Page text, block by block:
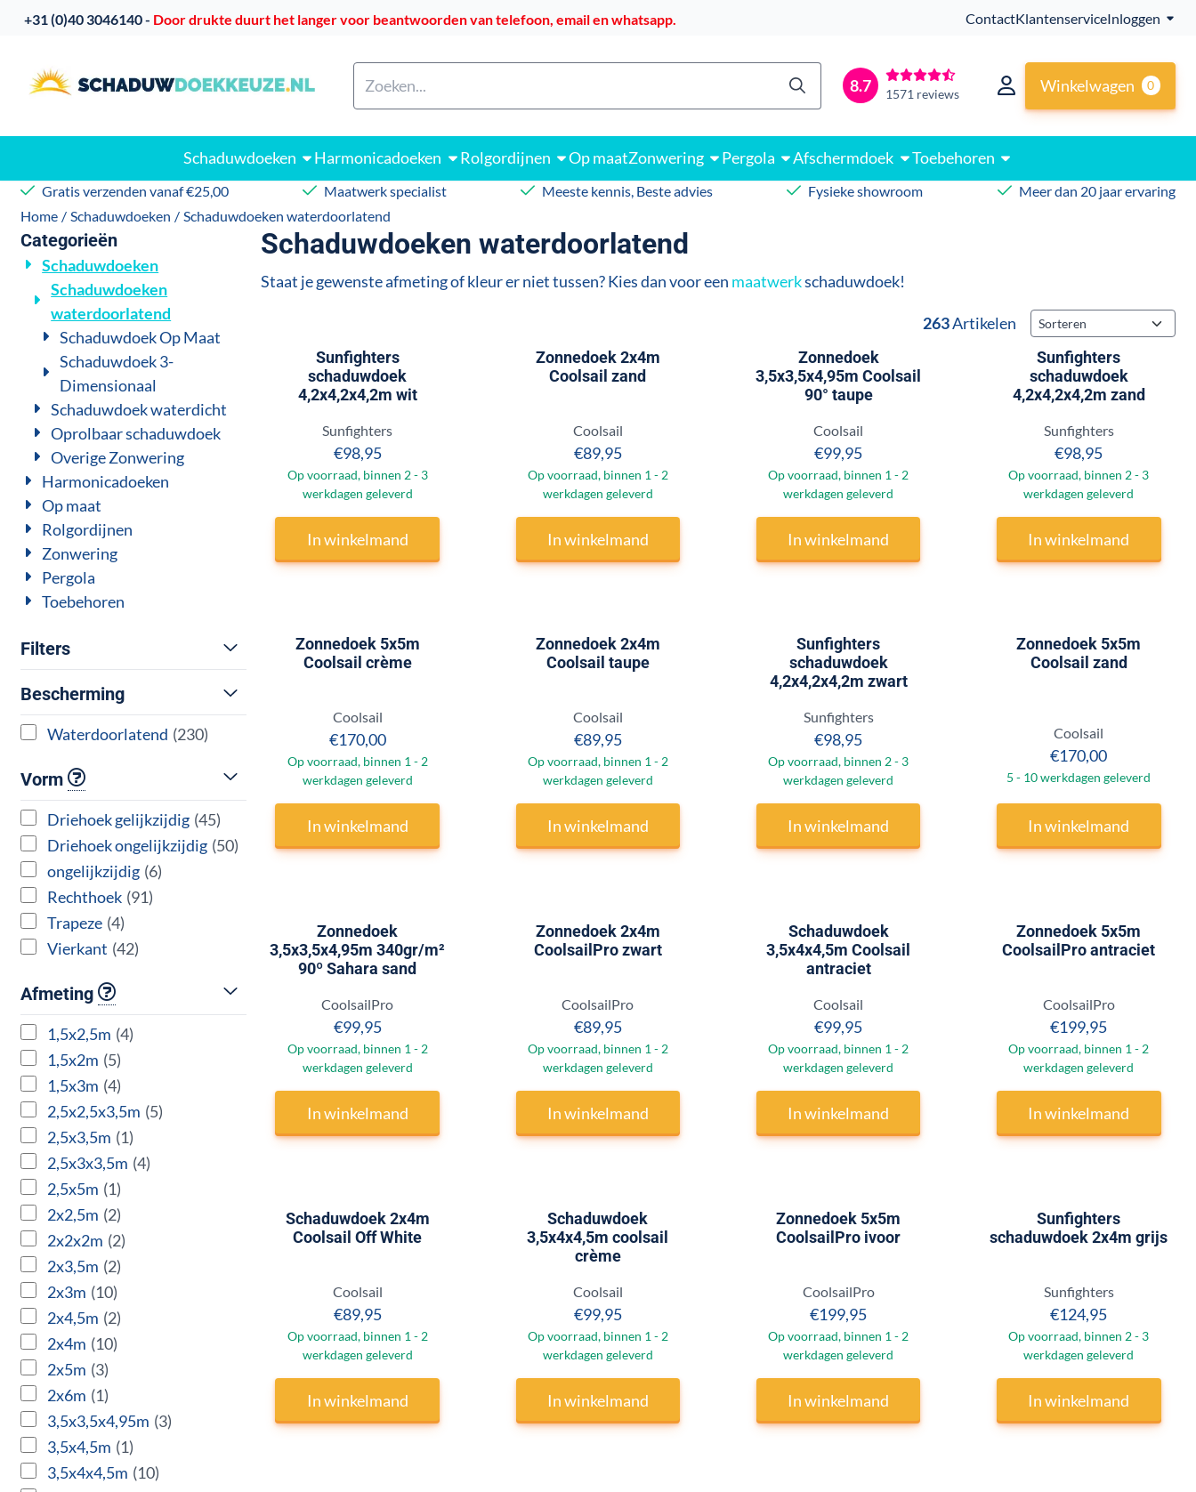
Cookievoorkeuren zijn beschikbaar. Kies instellingen of sta alle cookies toe.
​+31 (0)40 3046140 - Door drukte duurt het langer voor beantwoorden van telefoon, email en whatsapp. ContactKlantenserviceInloggen
8.7 1571 reviews Winkelwagen 0
Schaduwdoeken Harmonicadoeken Rolgordijnen Op maatZonwering Pergola Afschermdoek Toebehoren
Gratis verzenden vanaf €25,00 Maatwerk specialist Meeste kennis, Beste advies Fysieke showroom
Meer dan 20 jaar ervaring
Home / Schaduwdoeken / Schaduwdoeken waterdoorlatend
Categorieën
Schaduwdoeken
Schaduwdoeken
waterdoorlatend
Schaduwdoek Op Maat
Schaduwdoek 3-
Dimensionaal
Schaduwdoek waterdicht
Oprolbaar schaduwdoek
Overige Zonwering
Harmonicadoeken
Op maat
Rolgordijnen
Zonwering
Pergola
Toebehoren
Filters
Bescherming
Waterdoorlatend (230)
Vorm
Driehoek gelijkzijdig (45)
Driehoek ongelijkzijdig (50)
ongelijkzijdig (6)
Rechthoek (91)
Trapeze (4)
Vierkant (42)
Afmeting
1,5x2,5m (4)
1,5x2m (5)
1,5x3m (4)
2,5x2,5x3,5m (5)
2,5x3,5m (1)
2,5x3x3,5m (4)
2,5x5m (1)
2x2,5m (2)
2x2x2m (2)
2x3,5m (2)
2x3m (10)
2x4,5m (2)
2x4m (10)
2x5m (3)
2x6m (1)
3,5x3,5x4,95m (3)
3,5x4,5m (1)
3,5x4x4,5m (10)
Schaduwdoeken waterdoorlatend
Staat je gewenste afmeting of kleur er niet tussen? Kies dan voor een maatwerkschaduwdoek!
263Artikelen Sorteermethode
Sunfighters
schaduwdoek
4,2x4,2x4,2m wit
Merk:
Sunfighters
Prijs: 98,95
€98,95
Op voorraad, binnen 2 - 3
werkdagen geleverd
In winkelmand
Zonnedoek 2x4m
Coolsail zand
Merk:
Coolsail
Prijs: 89,95
€89,95
Op voorraad, binnen 1 - 2
werkdagen geleverd
In winkelmand
Zonnedoek
3,5x3,5x4,95m Coolsail
90° taupe
Merk:
Coolsail
Prijs: 99,95
€99,95
Op voorraad, binnen 1 - 2
werkdagen geleverd
In winkelmand
Sunfighters
schaduwdoek
4,2x4,2x4,2m zand
Merk:
Sunfighters
Prijs: 98,95
€98,95
Op voorraad, binnen 2 - 3
werkdagen geleverd
In winkelmand
Zonnedoek 5x5m
Coolsail crème
Merk:
Coolsail
Prijs: 170,00
€170,00
Op voorraad, binnen 1 - 2
werkdagen geleverd
In winkelmand
Zonnedoek 2x4m
Coolsail taupe
Merk:
Coolsail
Prijs: 89,95
€89,95
Op voorraad, binnen 1 - 2
werkdagen geleverd
In winkelmand
Sunfighters
schaduwdoek
4,2x4,2x4,2m zwart
Merk:
Sunfighters
Prijs: 98,95
€98,95
Op voorraad, binnen 2 - 3
werkdagen geleverd
In winkelmand
Zonnedoek 5x5m
Coolsail zand
Merk:
Coolsail
Prijs: 170,00
€170,00
5 - 10 werkdagen geleverd
In winkelmand
Zonnedoek
3,5x3,5x4,95m 340gr/m²
90º Sahara sand
Merk:
CoolsailPro
Prijs: 99,95
€99,95
Op voorraad, binnen 1 - 2
werkdagen geleverd
In winkelmand
Zonnedoek 2x4m
CoolsailPro zwart
Merk:
CoolsailPro
Prijs: 89,95
€89,95
Op voorraad, binnen 1 - 2
werkdagen geleverd
In winkelmand
Schaduwdoek
3,5x4x4,5m Coolsail
antraciet
Merk:
Coolsail
Prijs: 99,95
€99,95
Op voorraad, binnen 1 - 2
werkdagen geleverd
In winkelmand
Zonnedoek 5x5m
CoolsailPro antraciet
Merk:
CoolsailPro
Prijs: 199,95
€199,95
Op voorraad, binnen 1 - 2
werkdagen geleverd
In winkelmand
Schaduwdoek 2x4m
Coolsail Off White
Merk:
Coolsail
Prijs: 89,95
€89,95
Op voorraad, binnen 1 - 2
werkdagen geleverd
In winkelmand
Schaduwdoek
3,5x4x4,5m coolsail
crème
Merk:
Coolsail
Prijs: 99,95
€99,95
Op voorraad, binnen 1 - 2
werkdagen geleverd
In winkelmand
Zonnedoek 5x5m
CoolsailPro ivoor
Merk:
CoolsailPro
Prijs: 199,95
€199,95
Op voorraad, binnen 1 - 2
werkdagen geleverd
In winkelmand
Sunfighters
schaduwdoek 2x4m grijs
Merk:
Sunfighters
Prijs: 124,95
€124,95
Op voorraad, binnen 2 - 3
werkdagen geleverd
In winkelmand